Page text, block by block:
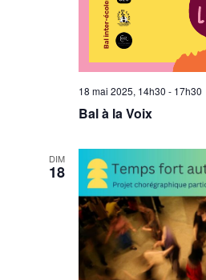
18 mai 2025, 14h30 - 17h30
Bal à la Voix
DIM
18